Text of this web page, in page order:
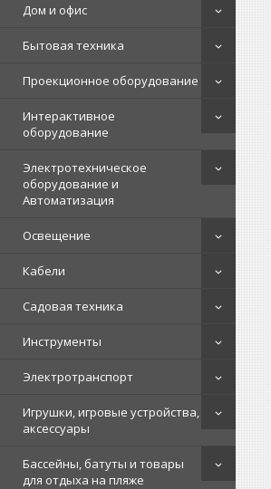
Дом и офис
Бытовая техника
Проекционное оборудование
Интерактивное
оборудование
Электротехническое
оборудование и
Автоматизация
Освещение
Кабели
Садовая техника
Инструменты
Электротранспорт
Игрушки, игровые устройства,
аксессуары
Бассейны, батуты и товары
для отдыха на пляже